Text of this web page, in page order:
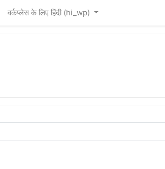
वर्कप्लेस के लिए हिंदी ‎(hi_wp)‎